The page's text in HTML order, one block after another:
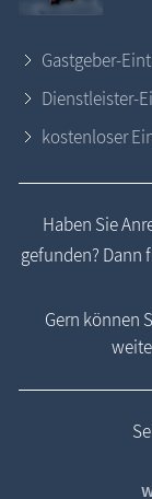
Gastgeber-
Dienstleister-
kostenloser
Haben Sie
gefunden? Dann
Gern können